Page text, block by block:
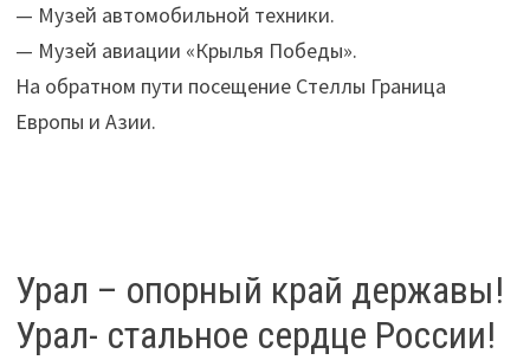
— Музей автомобильной техники.
— Музей авиации «Крылья Победы».
На обратном пути посещение Стеллы Граница
Европы и Азии.
Урал – опорный край державы!
Урал- стальное сердце России!